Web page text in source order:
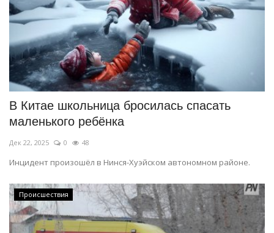
В Китае школьница бросилась спасать
маленького ребёнка
Дек 22, 2025 0 48
Инцидент произошёл в Нинся-Хуэйском автономном районе.
Происшествия